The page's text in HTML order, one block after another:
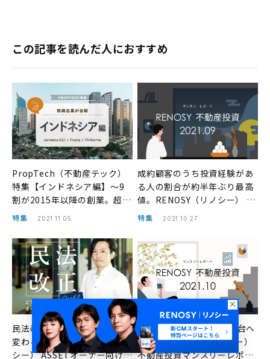
この記事を読んだ人におすすめ
PropTech（不動産テック）
特集【インドネシア編】〜9
割が2015年以降の創業。超黎
明期のインドネシアの
特集 2021.11.05
成約顧客のうち投資経験があ
る人の割合が約半年ぶり最高
値。RENOSY（リノシー） 不
動産投資マンスリーレポート
特集 2021.10.27
民法改正で、住まい方はどう
変わるのか？ RENOSY（リノ
シー） ASSETオーナー向けサ
追加購入者の割合が30％台へ
増加。RENOSY（リノシー）
不動産投資マンスリーレポー